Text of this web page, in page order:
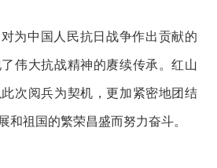
为中国人民抗日战争作出贡献的
伟大抗战精神的赓续传承。红山
次阅兵为契机，更加紧密地团结
和祖国的繁荣昌盛而努力奋斗。